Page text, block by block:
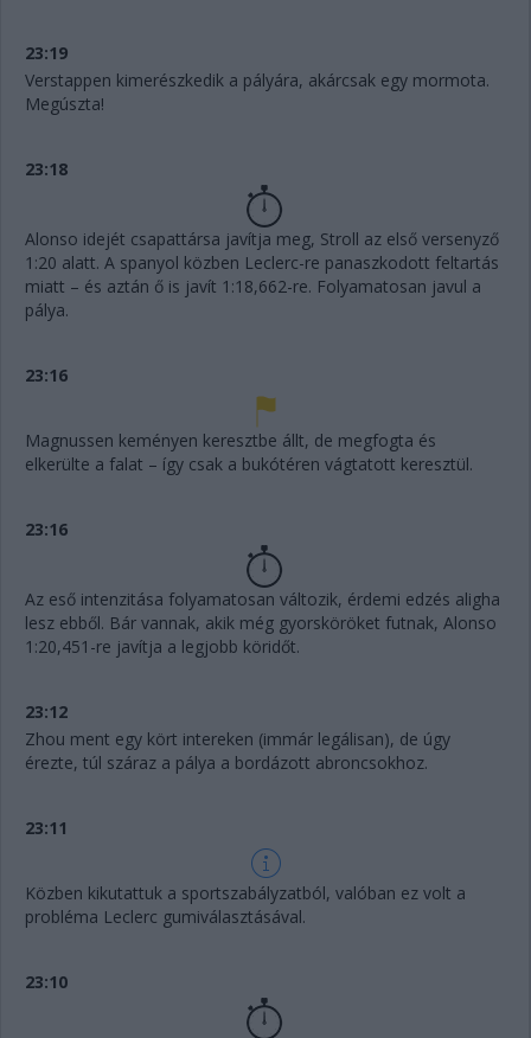
23:19
Verstappen kimerészkedik a pályára, akárcsak egy mormota.
Megúszta!
23:18
Alonso idejét csapattársa javítja meg, Stroll az első versenyző
1:20 alatt. A spanyol közben Leclerc-re panaszkodott feltartás
miatt – és aztán ő is javít 1:18,662-re. Folyamatosan javul a
pálya.
23:16
Magnussen keményen keresztbe állt, de megfogta és
elkerülte a falat – így csak a bukótéren vágtatott keresztül.
23:16
Az eső intenzitása folyamatosan változik, érdemi edzés aligha
lesz ebből. Bár vannak, akik még gyorsköröket futnak, Alonso
1:20,451-re javítja a legjobb köridőt.
23:12
Zhou ment egy kört intereken (immár legálisan), de úgy
érezte, túl száraz a pálya a bordázott abroncsokhoz.
23:11
Közben kikutattuk a sportszabályzatból, valóban ez volt a
probléma Leclerc gumiválasztásával.
23:10